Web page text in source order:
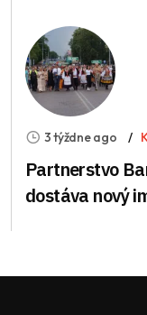
3 týždne ago
Partnerstvo
dostáva nový